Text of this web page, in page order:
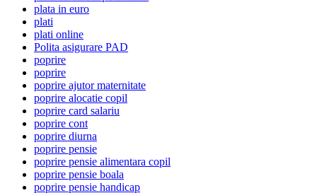
plata in euro
plati
plati online
Polita asigurare PAD
poprire
poprire
poprire ajutor maternitate
poprire alocatie copil
poprire card salariu
poprire cont
poprire diurna
poprire pensie
poprire pensie alimentara copil
poprire pensie boala
poprire pensie handicap